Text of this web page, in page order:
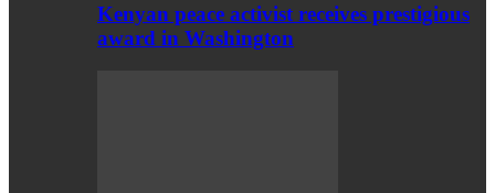
Kenyan peace activist receives prestigious
award in Washington